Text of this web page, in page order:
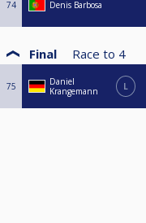
74 Denis Barbosa
Final Race to 4
75
Daniel
Krangemann
L